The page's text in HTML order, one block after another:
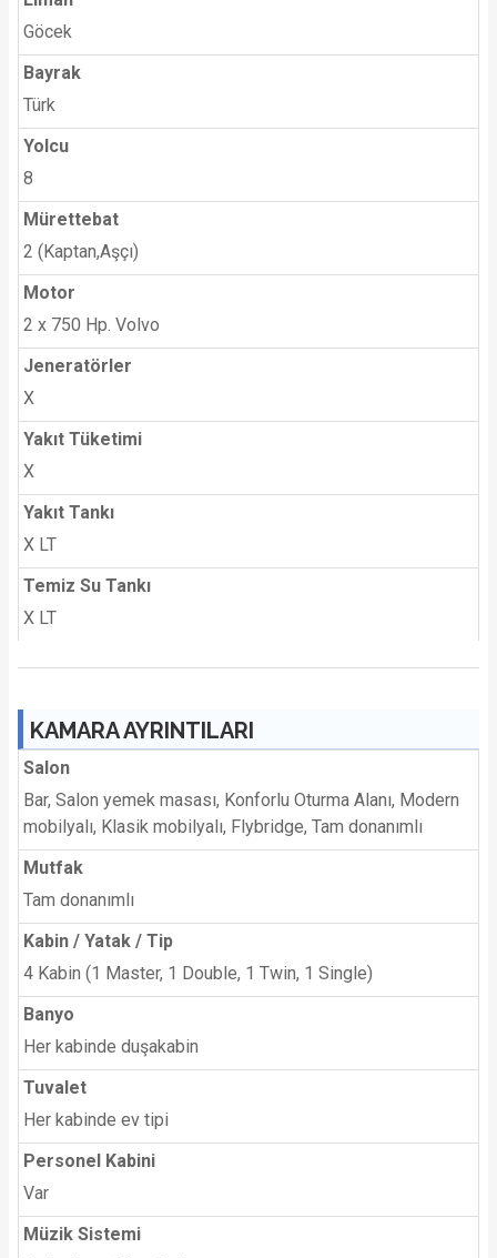
Göcek
Bayrak
Türk
Yolcu
8
Mürettebat
2 (Kaptan,Aşçı)
Motor
2 x 750 Hp. Volvo
Jeneratörler
X
Yakıt Tüketimi
X
Yakıt Tankı
X LT
Temiz Su Tankı
X LT
KAMARA AYRINTILARI
Salon
Bar, Salon yemek masası, Konforlu Oturma Alanı, Modern
mobilyalı, Klasik mobilyalı, Flybridge, Tam donanımlı
Mutfak
Tam donanımlı
Kabin / Yatak / Tip
4 Kabin (1 Master, 1 Double, 1 Twin, 1 Single)
Banyo
Her kabinde duşakabin
Tuvalet
Her kabinde ev tipi
Personel Kabini
Var
Müzik Sistemi